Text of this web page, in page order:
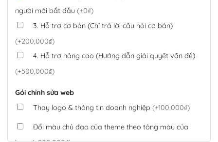
người mới bắt đầu (+0₫)
3. Hỗ trợ cơ bản (Chỉ trả lời câu hỏi cơ bản)
(+200,000₫)
4. Hỗ trợ nâng cao (Hướng dẫn giải quyết vấn đề)
(+500,000₫)
Gói chỉnh sửa web
Thay logo & thông tin doanh nghiệp (+100,000₫)
Đổi màu chủ đạo của theme theo tông màu của